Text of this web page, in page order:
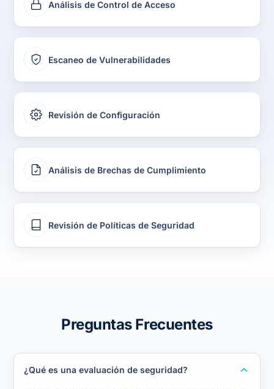
Análisis de Control de Acceso
Escaneo de Vulnerabilidades
Revisión de Configuración
Análisis de Brechas de Cumplimiento
Revisión de Políticas de Seguridad
Preguntas Frecuentes
¿Qué es una evaluación de seguridad?